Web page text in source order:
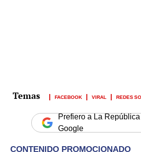
FACEBOOK VIRAL REDES
Prefiero a La
Google